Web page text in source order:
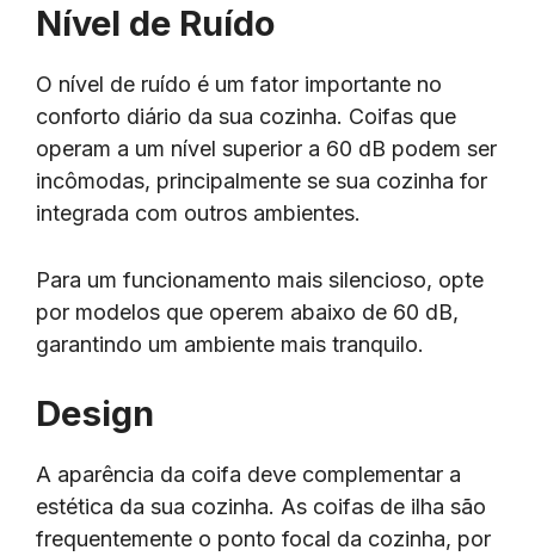
Nível de Ruído
O nível de ruído é um fator importante no
conforto diário da sua cozinha. Coifas que
operam a um nível superior a 60 dB podem ser
incômodas, principalmente se sua cozinha for
integrada com outros ambientes.
Para um funcionamento mais silencioso, opte
por modelos que operem abaixo de 60 dB,
garantindo um ambiente mais tranquilo.
Design
A aparência da coifa deve complementar a
estética da sua cozinha. As coifas de ilha são
frequentemente o ponto focal da cozinha, por